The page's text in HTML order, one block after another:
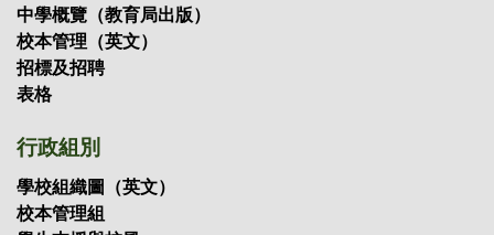
中學概覽（教育局出版）
校本管理（英文）
招標及招聘
表格
行政組別
學校組織圖（英文）
校本管理組